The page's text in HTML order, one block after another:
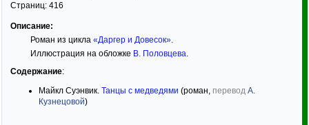
Страниц: 416
Описание:
Роман из цикла «Даргер и Довесок».
Иллюстрация на обложке В. Половцева.
Содержание:
Майкл Суэнвик. Танцы с медведями (роман, перевод А.
Кузнецовой)